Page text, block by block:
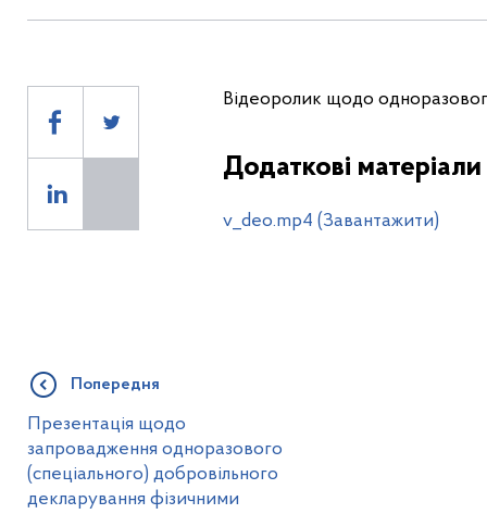
Відеоролик щодо
Додаткові матеріали
v_deo.mp4 (Завантажити)
Попередня
Презентація щодо
запровадження одноразового
(спеціального) добровільного
декларування фізичними